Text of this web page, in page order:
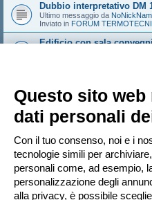
Dubbio interpretativo DM
Ultimo messaggio da
Inviato in FORUM
Edificio con sala
compartimentano
Ultimo messaggio da Andrew1970
Dominio web
Ultimo messaggio da marcoaroma
Inviato inFORUM UTILIZZO
La ricerca ha trovato più di 1000 risultati
Questo sito
dati personali
Con il tuo consenso, noi e i
tecnologie simili per
personali come, ad esempio,
personalizzazione degli
alla privacy, è possibile